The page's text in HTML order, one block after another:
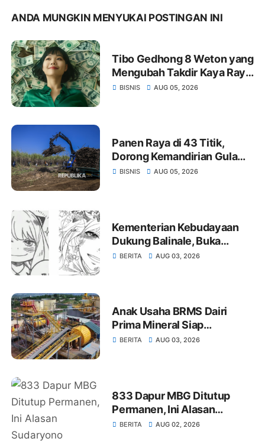
ANDA MUNGKIN MENYUKAI POSTINGAN INI
Tibo Gedhong 8 Weton yang
Mengubah Takdir Kaya Raya
dan Hidup Makmur Sejak
BISNIS AUG 05, 2026
Panen Raya di 43 Titik,
Dorong Kemandirian Gula
dan Kedelai
BISNIS AUG 05, 2026
Kementerian Kebudayaan
Dukung Balinale, Buka
Peluang Film Indonesia
BERITA AUG 03, 2026
Anak Usaha BRMS Dairi
Prima Mineral Siap
Kembangkan Tambang
BERITA AUG 03, 2026
833 Dapur MBG Ditutup
Permanen, Ini Alasan
Sudaryono
BERITA AUG 02, 2026